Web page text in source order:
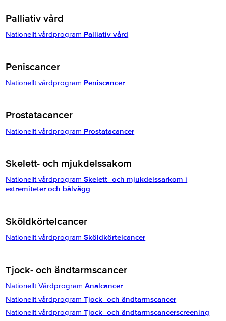
Palliativ vård
Nationellt vårdprogram Palliativ vård
Peniscancer
Nationellt vårdprogram Peniscancer
Prostatacancer
Nationellt vårdprogram Prostatacancer
Skelett- och mjukdelssakom
Nationellt vårdprogramSkelett- och mjukdelssarkom i
extremiteter och bålvägg
Sköldkörtelcancer
Nationellt vårdprogramSköldkörtelcancer
Tjock- och ändtarmscancer
Nationellt VårdprogramAnalcancer
Nationellt vårdprogramTjock- och ändtarmscancer
Nationellt vårdprogramTjock- och ändtarmscancerscreening